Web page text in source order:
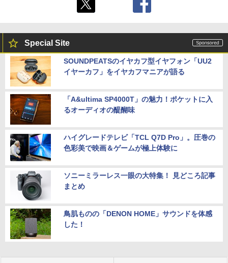
Special Site
SOUNDPEATSのイヤカフ型イヤフォン「UU2
イヤーカフ」をイヤカフマニアが語る
「A&ultima SP4000T」の魅力！ポケットに入
るオーディオの醍醐味
ハイグレードテレビ「TCL Q7D Pro」。圧巻の
色彩美で映画＆ゲームが極上体験に
ソニーミラーレス一眼の大特集！ 見どころ記事
まとめ
鳥肌ものの「DENON HOME」サウンドを体感
した！